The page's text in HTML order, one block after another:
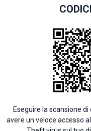
Eseguire la scansione
avere un veloce accesso